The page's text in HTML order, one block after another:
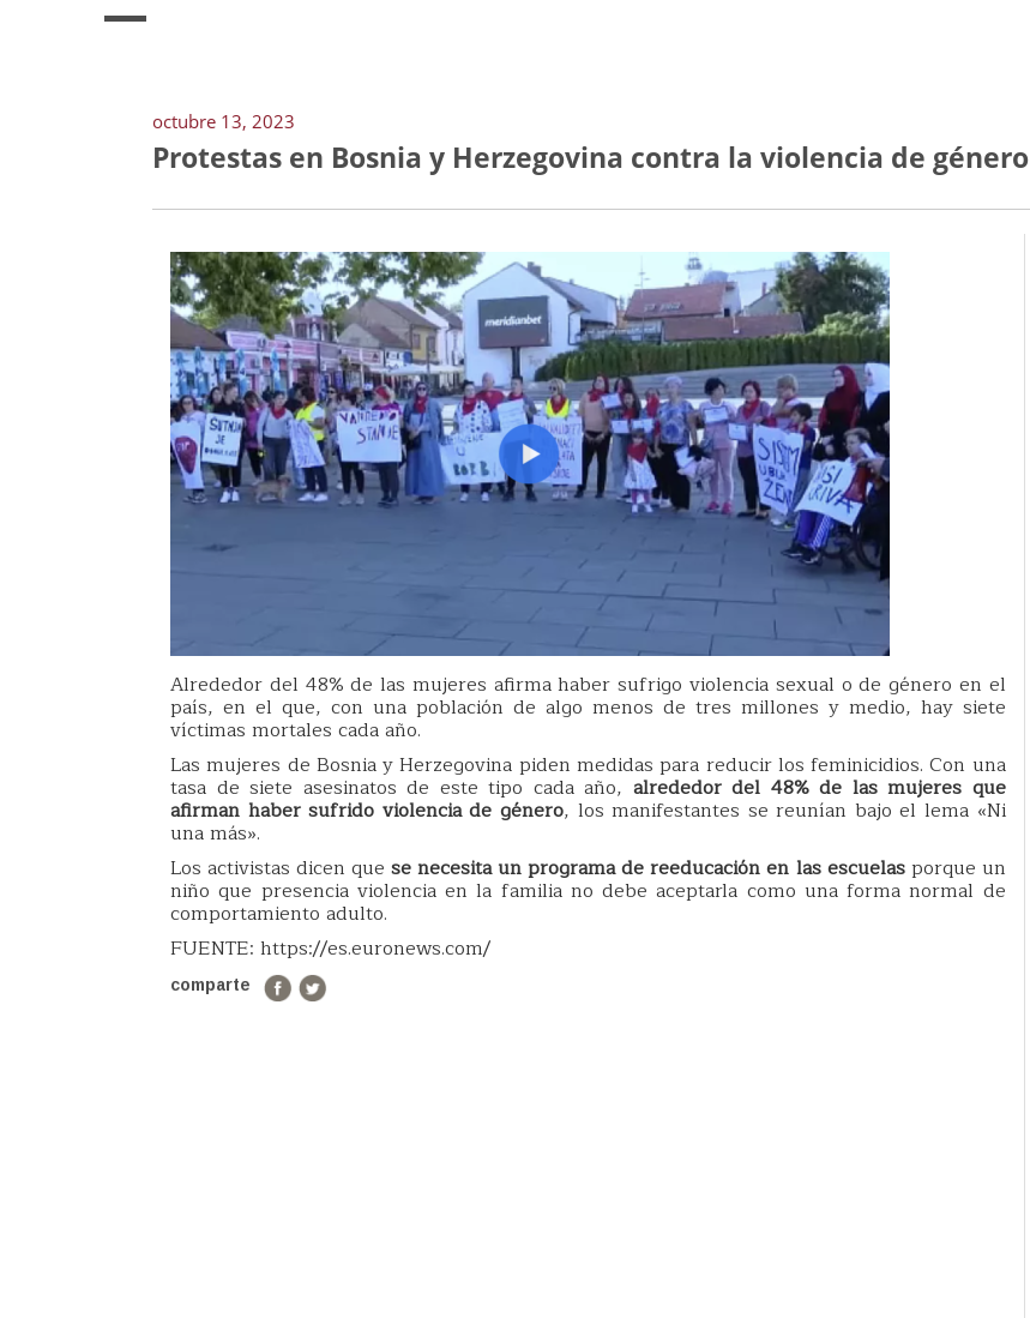
octubre 13, 2023
Protestas en Bosnia y Herzegovina contra la violencia de género
Alrededor del 48% de las mujeres afirma haber sufrigo violencia sexual o de género en el
país, en el que, con una población de algo menos de tres millones y medio, hay siete
víctimas mortales cada año.
Las mujeres de Bosnia y Herzegovina piden medidas para reducir los feminicidios. Con una
tasa de siete asesinatos de este tipo cada año, alrededor del 48% de las mujeres que
afirman haber sufrido violencia de género, los manifestantes se reunían bajo el lema «Ni
una más».
Los activistas dicen quese necesita un programa de reeducación en las escuelasporque un
niño que presencia violencia en la familia no debe aceptarla como una forma normal de
comportamiento adulto.
FUENTE: https://es.euronews.com/
comparte